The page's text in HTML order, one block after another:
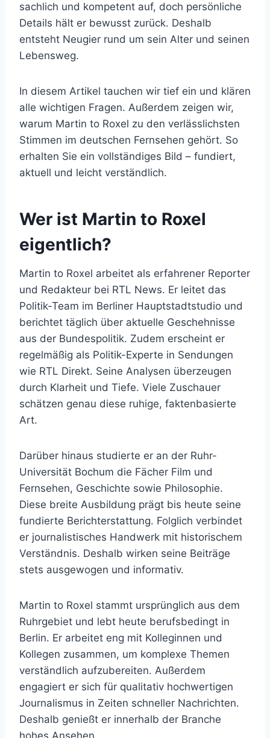
sachlich und kompetent auf, doch persönliche
Details hält er bewusst zurück. Deshalb
entsteht Neugier rund um sein Alter und seinen
Lebensweg.
In diesem Artikel tauchen wir tief ein und klären
alle wichtigen Fragen. Außerdem zeigen wir,
warum Martin to Roxel zu den verlässlichsten
Stimmen im deutschen Fernsehen gehört. So
erhalten Sie ein vollständiges Bild – fundiert,
aktuell und leicht verständlich.
Wer ist Martin to Roxel
eigentlich?
Martin to Roxel arbeitet als erfahrener Reporter
und Redakteur bei RTL News. Er leitet das
Politik-Team im Berliner Hauptstadtstudio und
berichtet täglich über aktuelle Geschehnisse
aus der Bundespolitik. Zudem erscheint er
regelmäßig als Politik-Experte in Sendungen
wie RTL Direkt. Seine Analysen überzeugen
durch Klarheit und Tiefe. Viele Zuschauer
schätzen genau diese ruhige, faktenbasierte
Art.
Darüber hinaus studierte er an der Ruhr-
Universität Bochum die Fächer Film und
Fernsehen, Geschichte sowie Philosophie.
Diese breite Ausbildung prägt bis heute seine
fundierte Berichterstattung. Folglich verbindet
er journalistisches Handwerk mit historischem
Verständnis. Deshalb wirken seine Beiträge
stets ausgewogen und informativ.
Martin to Roxel stammt ursprünglich aus dem
Ruhrgebiet und lebt heute berufsbedingt in
Berlin. Er arbeitet eng mit Kolleginnen und
Kollegen zusammen, um komplexe Themen
verständlich aufzubereiten. Außerdem
engagiert er sich für qualitativ hochwertigen
Journalismus in Zeiten schneller Nachrichten.
Deshalb genießt er innerhalb der Branche